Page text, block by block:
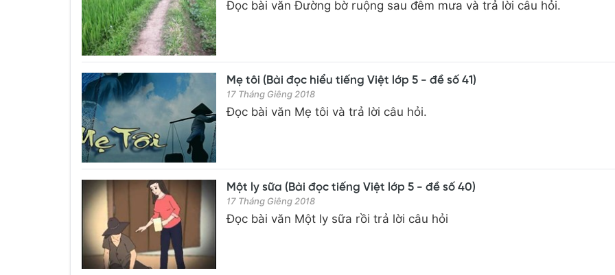
Đọc bài văn Đường bờ ruộng sau đêm mưa và trả lời câu hỏi.
Mẹ tôi (Bài đọc hiểu tiếng Việt lớp 5 - đề số 41)
17 Tháng Giêng 2018
Đọc bài văn Mẹ tôi và trả lời câu hỏi.
Một ly sữa (Bài đọc tiếng Việt lớp 5 - đề số 40)
17 Tháng Giêng 2018
Đọc bài văn Một ly sữa rồi trả lời câu hỏi